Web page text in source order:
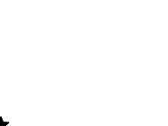
stjernevurderinger er